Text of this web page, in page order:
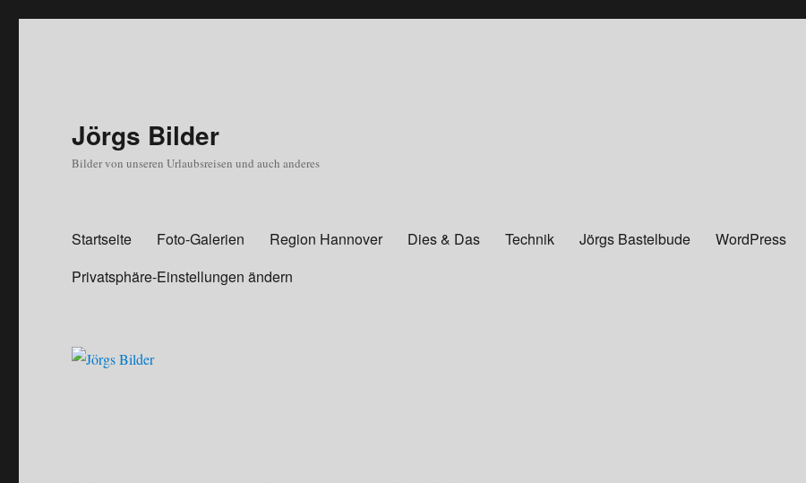
Jörgs Bilder
Bilder von unseren Urlaubsreisen und auch anderes
Startseite Foto-Galerien Region Hannover Dies & Das Technik Jörgs Bastelbude WordPress
Privatsphäre-Einstellungen ändern